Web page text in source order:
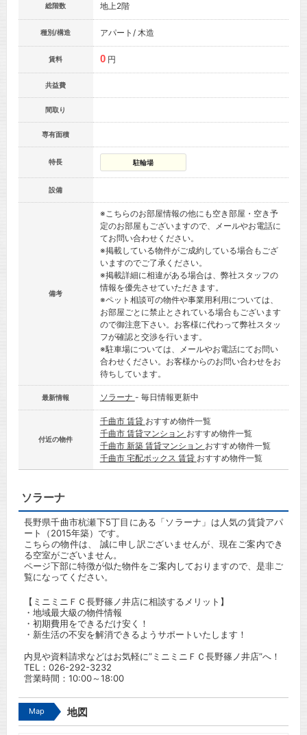
総階数 地上2階
種別/構造 アパート/ 木造
賃料 0 円
共益費
間取り
専有面積
特長 駐輪場
設備
備考
※こちらのお部屋情報の他にも空き部屋・空き予
定のお部屋もございますので、メールやお電話に
てお問い合わせください。
※掲載している物件がご成約している場合もござ
いますのでご了承ください。
※掲載詳細に相違がある場合は、弊社スタッフの
情報を優先させていただきます。
※ペット相談可の物件や事業用利用については、
お部屋ごとに禁止とされている場合もございます
ので御注意下さい。お客様に代わって弊社スタッ
フが確認と交渉を行います。
※駐車場については、メールやお電話にてお問い
合わせください。お客様からのお問い合わせをお
待ちしています。
最新情報 ソラーナ - 毎日情報更新中
付近の物件
千曲市 賃貸 おすすめ物件一覧
千曲市 賃貸マンション おすすめ物件一覧
千曲市 新築 賃貸マンション おすすめ物件一覧
千曲市 宅配ボックス 賃貸 おすすめ物件一覧
ソラーナ
長野県千曲市杭瀬下5丁目にある「ソラーナ」は人気の賃貸アパ
ート（2015年築）です。
こちらの物件は、 誠に申し訳ございませんが、現在ご案内でき
る空室がございません。
ページ下部に特徴が似た物件をご案内しておりますので、是非ご
覧になってください。
【ミニミニＦＣ長野篠ノ井店に相談するメリット】
・地域最大級の物件情報
・初期費用をできるだけ安く！
・新生活の不安を解消できるようサポートいたします！
内見や資料請求などはお気軽に”ミニミニＦＣ長野篠ノ井店”へ！
TEL： 026-292-3232
営業時間：10:00～18:00
Map 地図